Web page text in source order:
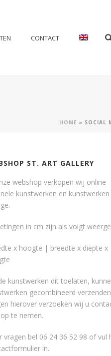
CONTACT
HOME » SOCIAL
ST. ART GALLERY
webshop verkopen wij online
kunstwerken en kunstwerken
in cm zijn als volgt
x hoogte | breedte x diepte x
kunstwerken dit toelaten,
gecombineerd
hierover verzoeken wij u
te nemen.
vragen bel 06 24 36 52 98 of vul
in.